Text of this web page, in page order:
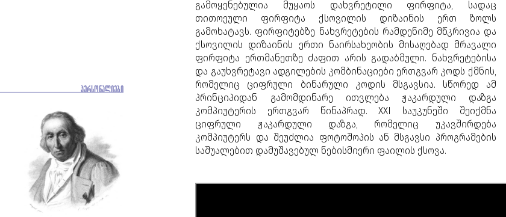
ᲞᲔᲠᲡᲝᲜᲐᲚᲘᲔᲑᲘ
გამოყენებულია მუყაოს დახვრეტილი ფირფიტა, სადაც
თითოეული ფირფიტა ქსოვილის დიზაინის ერთ ზოლს
გამოხატავს. ფირფიტებზე ნახვრეტების რამდენიმე მწკრივია და
ქსოვილის დიზაინის ერთი ნაირსახეობის მისაღებად მრავალი
ფირფიტა ერთმანეთზე ძაფით არის გადაბმული. ნახვრეტებისა
და გაუხვრეტავი ადგილების კომბინაციები ერთგვარ კოდს ქმნის,
რომელიც ციფრული ბინარული კოდის მსგავსია. სწორედ ამ
პრინციპიდან გამომდინარე ითვლება ჟაკარდული დაზგა
კომპიუტერის ერთგვარ წინაპრად. XXI საუკუნეში შეიქმნა
ციფრული ჟაკარდული დაზგა, რომელიც უკავშირდება
კომპიუტერს და შეუძლია ფოტოშოპის ან მსგავსი პროგრამების
საშუალებით დამუშავებულ ნებისმიერი ფაილის ქსოვა.